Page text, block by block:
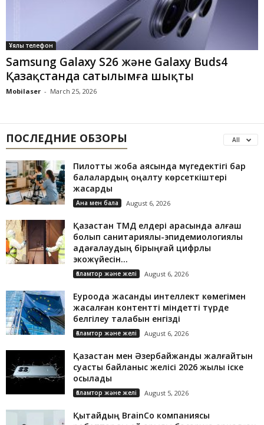
Ұялы телефон
Samsung Galaxy S26 және Galaxy Buds4
Қазақстанда сатылымға шықты
Mobilaser - March 25, 2026
ПОСЛЕДНИЕ ОБЗОРЫ All
Пилоттық жоба аясында мүгедектігі бар
балалардың оңалту көрсеткіштері
жақсарды
Ана мен бала August 6, 2026
Қазақстан ТМД елдері арасында алғаш
болып санитариялық-эпидемиологиялық
қадағалаудың бірыңғай цифрлық
экожүйесін...
Ғаламтор және желі August 6, 2026
Еуроодақ жасанды интеллект көмегімен
жасалған контентті міндетті түрде
белгілеу талабын енгізді
Ғаламтор және желі August 6, 2026
Қазақстан мен Әзербайжанды жалғайтын
суасты байланыс желісі 2026 жылы іске
қосылады
Ғаламтор және желі August 5, 2026
Қытайдың BrainCo компаниясы